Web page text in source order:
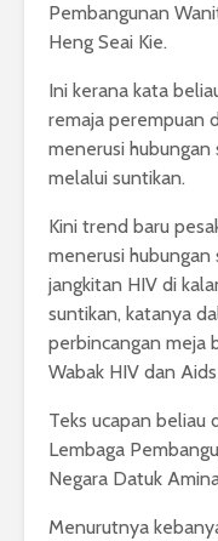
Pembangunan
Heng Seai Kie.
Ini kerana kata
remaja perempuan
menerusi
melalui suntikan.
Kini trend baru
menerusi
jangkitan HIV di
suntikan, katanya
perbincangan meja
Wabak HIV dan
Teks ucapan beliau
Lembaga
Negara Datuk
Menurutnya